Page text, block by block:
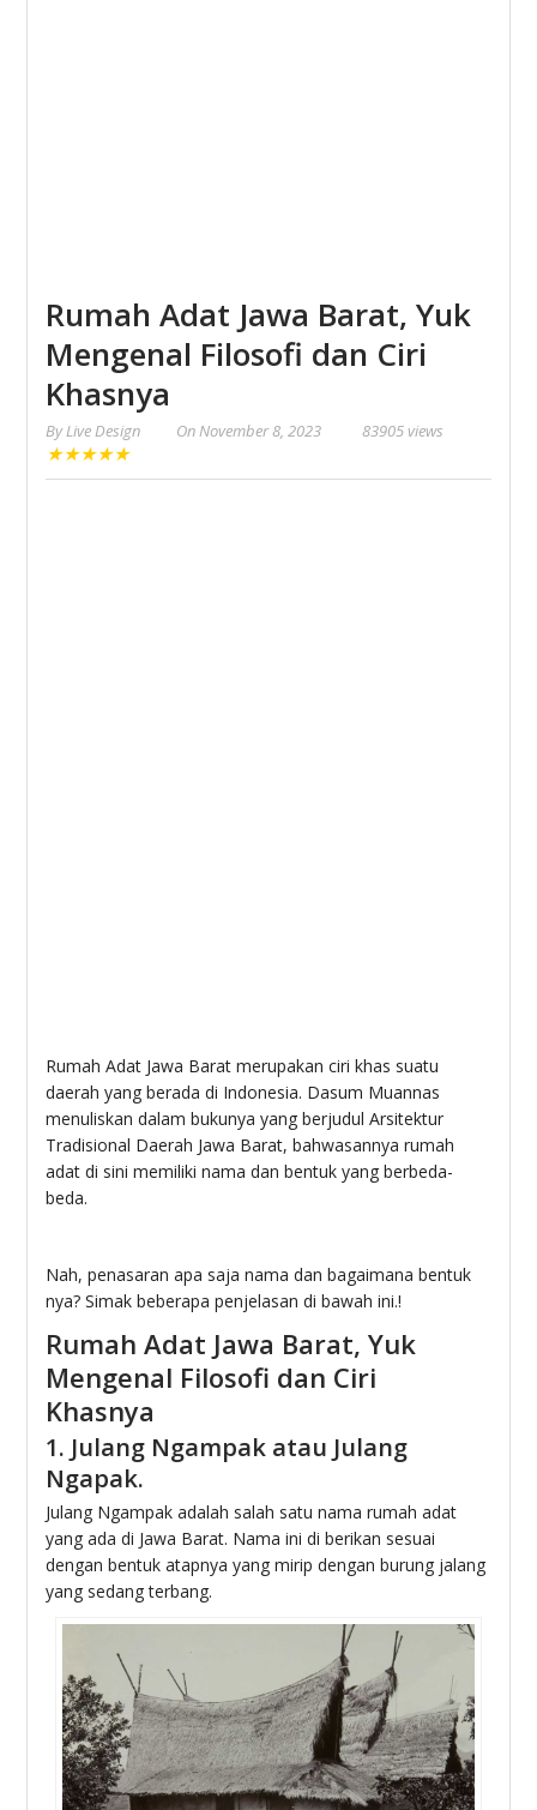
Rumah Adat Jawa Barat, Yuk
Mengenal Filosofi dan Ciri
Khasnya
ByLive Design OnNovember 8, 2023 83905 views
★★★★★
Rumah Adat Jawa Barat merupakan ciri khas suatu
daerah yang berada di Indonesia. Dasum Muannas
menuliskan dalam bukunya yang berjudul Arsitektur
Tradisional Daerah Jawa Barat, bahwasannya rumah
adat di sini memiliki nama dan bentuk yang berbeda-
beda.
Nah, penasaran apa saja nama dan bagaimana bentuk
nya? Simak beberapa penjelasan di bawah ini.!
Rumah Adat Jawa Barat, Yuk
Mengenal Filosofi dan Ciri
Khasnya
1. Julang Ngampak atau Julang
Ngapak.
Julang Ngampak adalah salah satu nama rumah adat
yang ada di Jawa Barat. Nama ini di berikan sesuai
dengan bentuk atapnya yang mirip dengan burung jalang
yang sedang terbang.